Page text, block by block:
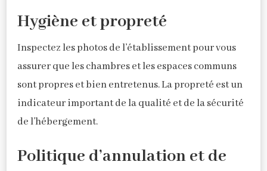
Hygiène et propreté
Inspectez les photos de l’établissement pour vous
assurer que les chambres et les espaces communs
sont propres et bien entretenus. La propreté est un
indicateur important de la qualité et de la sécurité
de l’hébergement.
Politique d’annulation et de